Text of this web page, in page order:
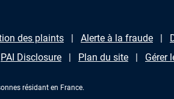
des plaints Alerte à la fraude
PAI Disclosure Plan du site Gérer
résidant en France.